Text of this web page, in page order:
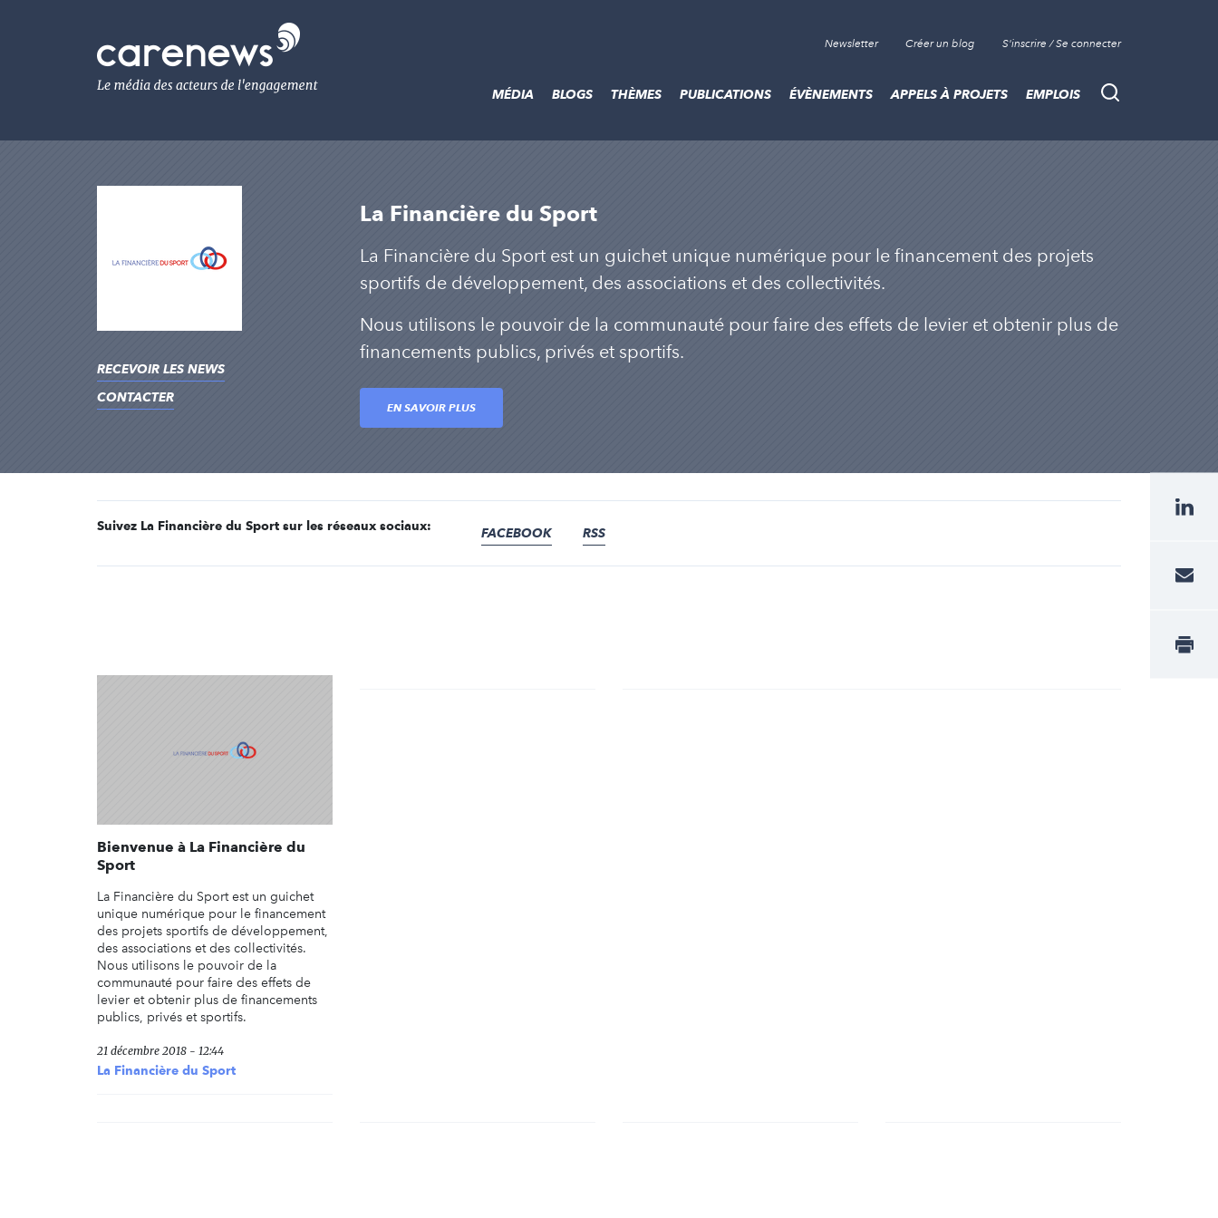
Le
média
de
Newsletter Créer un blog S'inscrire / Se connecter
Recherche
MÉDIA BLOGS THÈMES PUBLICATIONS ÉVÈNEMENTS APPELS À PROJETS EMPLOIS
RECEVOIR LES NEWS
CONTACTER
La Financière du Sport
La Financière du Sport est un guichet unique numérique pour le financement des projets
sportifs de développement, des associations et des collectivités.
Nous utilisons le pouvoir de la communauté pour faire des effets de levier et obtenir plus de
financements publics, privés et sportifs.
EN SAVOIR PLUS
Suivez La Financière du Sport sur les réseaux sociaux: FACEBOOK RSS
Bienvenue à La Financière du
Sport
La Financière du Sport est un guichet
unique numérique pour le financement
des projets sportifs de développement,
des associations et des collectivités.
Nous utilisons le pouvoir de la
communauté pour faire des effets de
levier et obtenir plus de financements
publics, privés et sportifs.
21 décembre 2018 - 12:44
La Financière du Sport